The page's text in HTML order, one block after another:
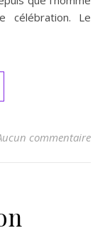
célébration. Le
commentaire